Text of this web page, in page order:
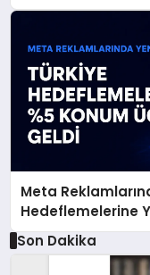
Meta
Hedeflemelerine
Son Dakika